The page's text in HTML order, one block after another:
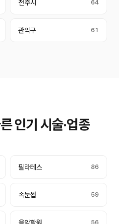
전주시 64
관악구 61
인기 시술·업종
필라테스 86
속눈썹 59
56